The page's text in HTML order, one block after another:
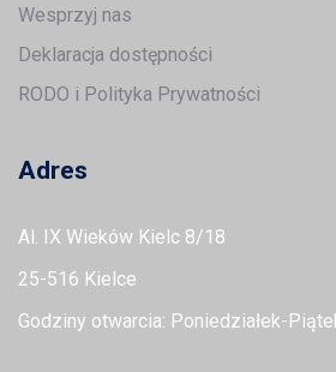
Wesprzyj nas
Deklaracja dostępności
RODO i Polityka Prywatności
Adres
Al. IX Wieków Kielc 8/18
25-516 Kielce
Godziny otwarcia: Poniedziałek-